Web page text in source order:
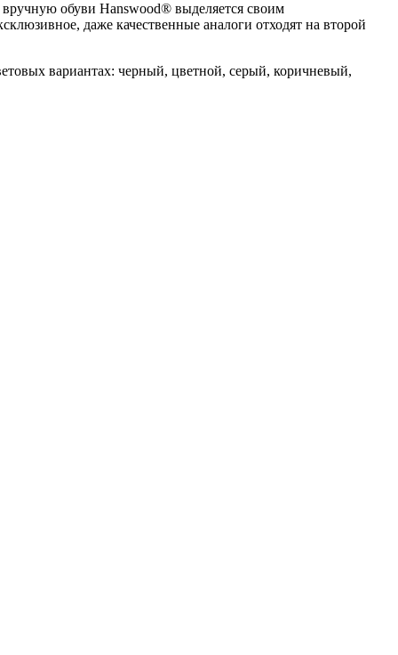
обуви Hanswood® выделяется своим
даже качественные аналоги отходят на второй
вариантах: черный, цветной, серый, коричневый,